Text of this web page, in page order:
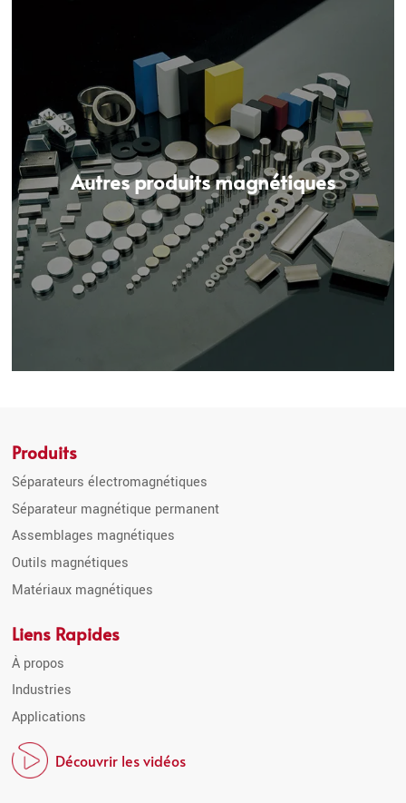
Autres produits magnétiques
Produits
Séparateurs électromagnétiques
Séparateur magnétique permanent
Assemblages magnétiques
Outils magnétiques
Matériaux magnétiques
Liens Rapides
À propos
Industries
Applications
Découvrir les vidéos